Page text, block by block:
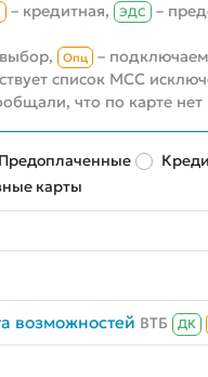
– кредитная, ЭДС –
Опц
–
список MCC
что по карте
карты
возможностей ВТБ ДК